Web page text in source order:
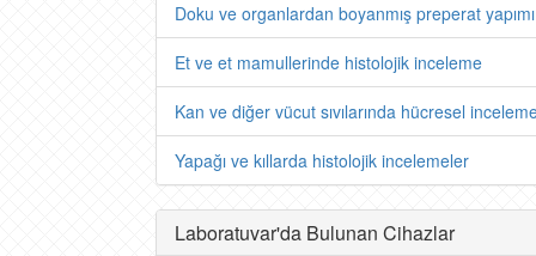
Doku ve organlardan boyanmış preperat
Et ve et mamullerinde histolojik inceleme
Kan ve diğer vücut sıvılarında hücresel
Yapağı ve kıllarda histolojik incelemeler
Laboratuvar'da Bulunan Cihazlar